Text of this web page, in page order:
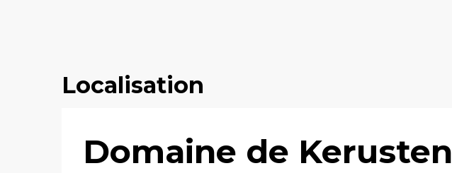
Localisation
Domaine de Kerusten